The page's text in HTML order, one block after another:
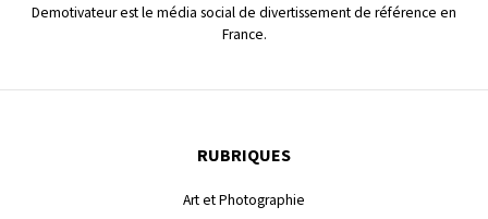
Demotivateur est le média social de divertissement de référence en
France.
RUBRIQUES
Art et Photographie